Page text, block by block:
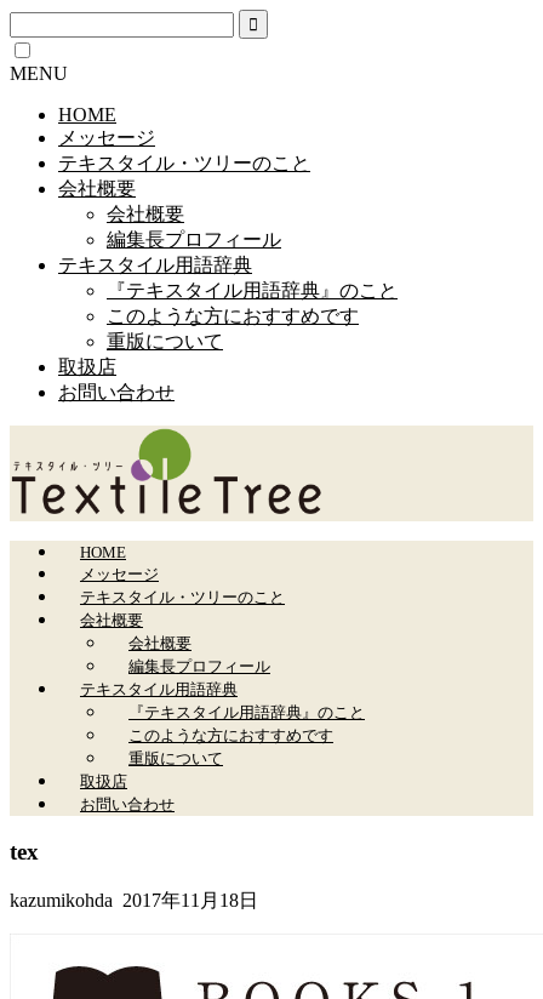
MENU
HOME
メッセージ
テキスタイル・ツリーのこと
会社概要
会社概要
編集長プロフィール
テキスタイル用語辞典
『テキスタイル用語辞典』のこと
このような方におすすめです
重版について
取扱店
お問い合わせ
HOME
メッセージ
テキスタイル・ツリーのこと
会社概要
会社概要
編集長プロフィール
テキスタイル用語辞典
『テキスタイル用語辞典』のこと
このような方におすすめです
重版について
取扱店
お問い合わせ
tex
kazumikohda 2017年11月18日